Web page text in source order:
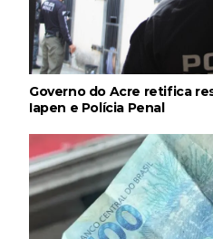
Governo do Acre retifica
Iapen e Polícia Penal